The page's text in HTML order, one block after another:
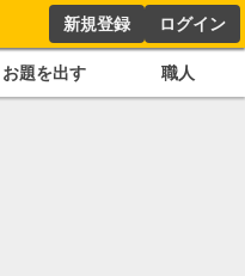
新規登録 ログイン
お題を出す 職人